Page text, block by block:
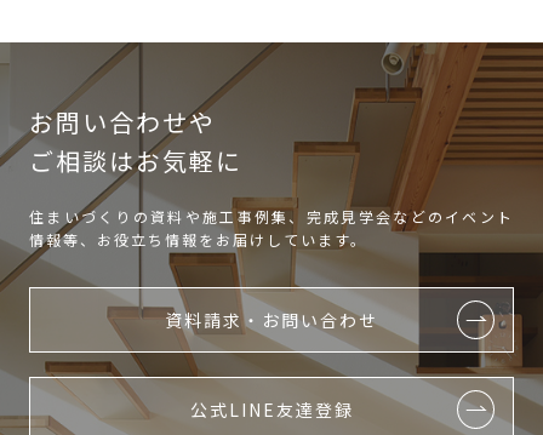
お問い合わせや
ご相談はお気軽に
住まいづくりの資料や施工事例集、完成見学会などのイベント
情報等、お役立ち情報をお届けしています。
資料請求・お問い合わせ
公式LINE友達登録